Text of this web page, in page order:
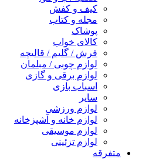
کیف و کفش
مجله و کتاب
پوشاک
کالای خواب
فرش / گلیم / قالیچه
لوازم چوبی / مبلمان
لوازم برقی و گازی
اسباب بازی
سایر
لوازم ورزشی
لوازم خانه و آشپزخانه
لوازم موسیقی
لوازم تزئینی
متفرقه